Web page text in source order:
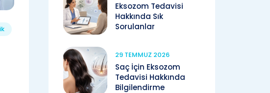
Eksozom Tedavisi
Hakkında Sık
Sorulanlar
29 TEMMUZ 2026
Saç İçin Eksozom
Tedavisi Hakkında
Bilgilendirme